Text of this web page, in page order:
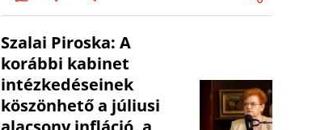
Szalai Piroska: A
korábbi kabinet
intézkedéseinek
köszönhető a júliusi